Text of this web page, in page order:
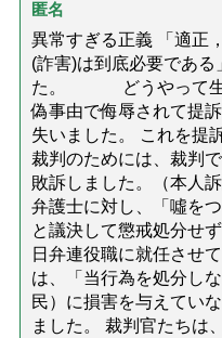
匿名
異常すぎる正義 「適正
(詐害)は到底必要であ
た。 どうやって生
偽事由で侮辱されて提
失いました。 これを提
裁判のためには、裁判
敗訴しました。（本人
弁護士に対し、「噓を
と議決して懲戒処分せ
日弁連役職に就任させ
は、「当行為を処分し
民）に損害を与えてい
ました。 裁判官たちは